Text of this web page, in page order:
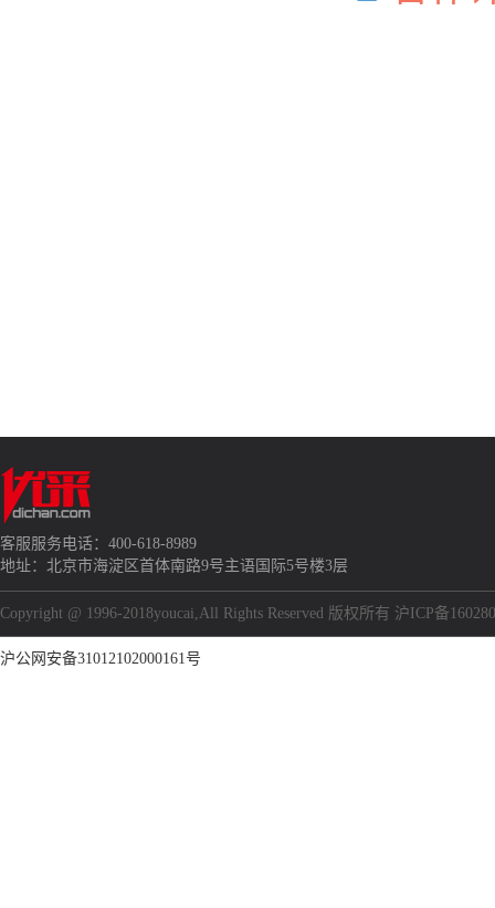
客服服务电话：400-618-8989
地址：北京市海淀区首体南路9号主语国际5号楼3层
Copyright @ 1996-2018youcai,All Rights Reserved 版权所有 沪ICP备
沪公网安备31012102000161号